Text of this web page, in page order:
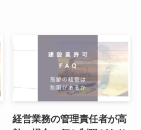
経営業務の管理責任者が高